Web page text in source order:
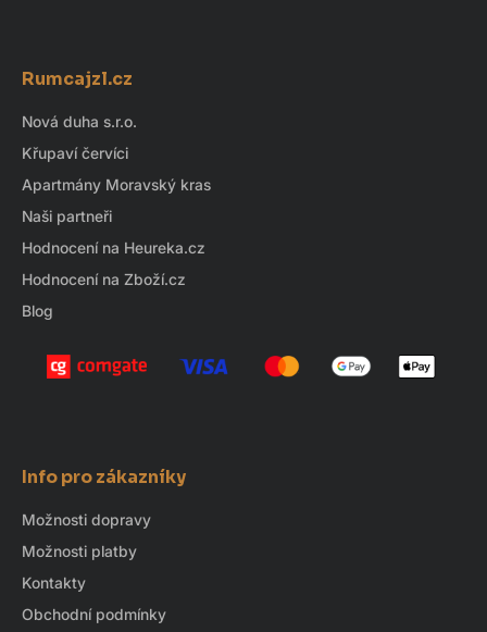
Rumcajzl.cz
Nová duha s.r.o.
Křupaví červíci
Apartmány Moravský kras
Naši partneři
Hodnocení na Heureka.cz
Hodnocení na Zboží.cz
Blog
Info pro zákazníky
Možnosti dopravy
Možnosti platby
Kontakty
Obchodní podmínky